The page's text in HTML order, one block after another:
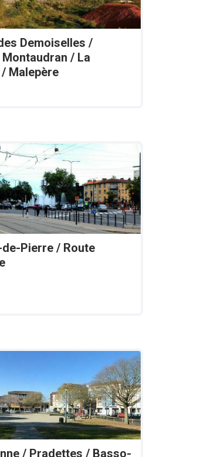
Demoiselles /
/ La
Malepère
Pierre / Route
/ Pradettes / Basso-